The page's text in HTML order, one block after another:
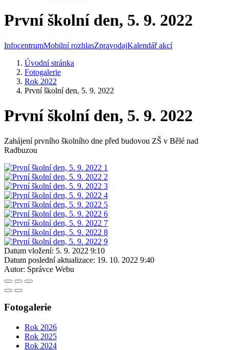
První školní den, 5. 9. 2022
InfocentrumMobilní rozhlasZpravodajKalendář akcí
Úvodní stránka
Fotogalerie
Rok 2022
První školní den, 5. 9. 2022
První školní den, 5. 9. 2022
Zahájení prvního školního dne před budovou ZŠ v Bělé nad
Radbuzou
Datum vložení: 5. 9. 2022 9:10
Datum poslední aktualizace: 19. 10. 2022 9:40
Autor: Správce Webu
Fotogalerie
Rok 2026
Rok 2025
Rok 2024